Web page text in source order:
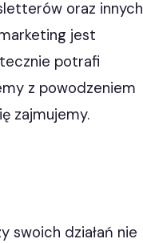
oraz innych
jest
potrafi
z powodzeniem
zajmujemy.
swoich działań nie